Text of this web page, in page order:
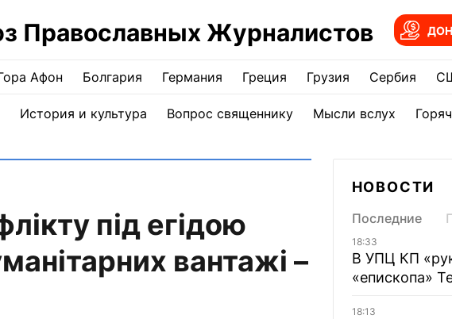
Православных Журналистов
Афон Болгария Германия Греция Грузия Сербия
История и культура Вопрос священнику Мысли вслух
під егідою
вантажі –
НОВОСТИ
Последние
18:33
В УПЦ КП
«епископа»
18:13